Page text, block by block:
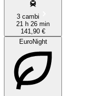
3 cambi
21 h 26 min
141,90 €
EuroNight